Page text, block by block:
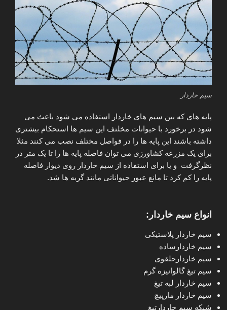
سیم خاردار
پایه های که بین سیم های خاردار استفاده می شود باعث می
شود در برخورد با حیوانات مخلتف این سیم ها استحکام بیشتری
داشته باشند این پایه ها را در فواصل مختلف نصب می کنند مثلا
برای یک مزرعه کشاورزی می توان فاصله پایه ها را تا یک متر در
نظرگرفت و یا برای استفاده از سیم خاردار روی دیوار فاصله
پایه را کم کرد تا مانع عبور حیواناتی مانند گربه ها شد.
انواع سیم خاردار:
سیم خاردار پلاستیکی
سیم خاردارساده
سیم خاردارحلقوی
سیم تیغ گالوانیزه گرم
سیم خاردار لبه تیغ
سیم خاردار مارپیچ
شبکه سیم خاردارتیغ